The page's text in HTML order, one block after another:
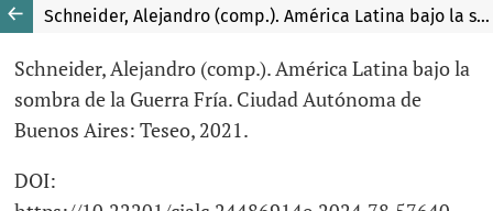
Schneider, Alejandro (comp.). América Latina bajo la sombra de la Guerra Fría. Ciudad Autónoma de Bue-nos Aires: Teseo, 2021